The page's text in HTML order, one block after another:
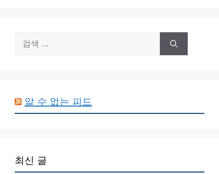
색:
알 수 없는 피드
최신 글